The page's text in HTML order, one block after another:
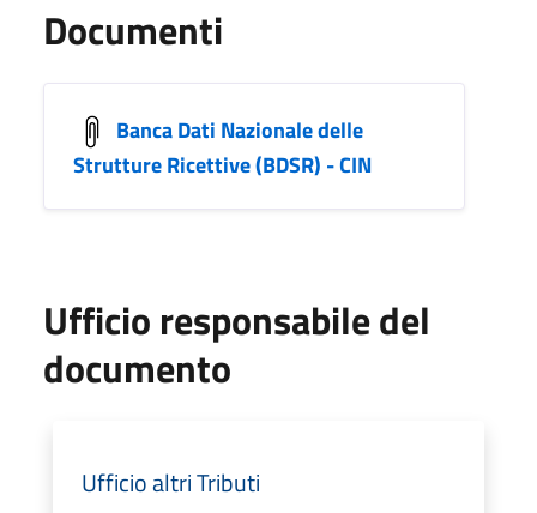
Documenti
Banca Dati Nazionale delle
Strutture Ricettive (BDSR) - CIN
Ufficio responsabile del
documento
Ufficio altri Tributi